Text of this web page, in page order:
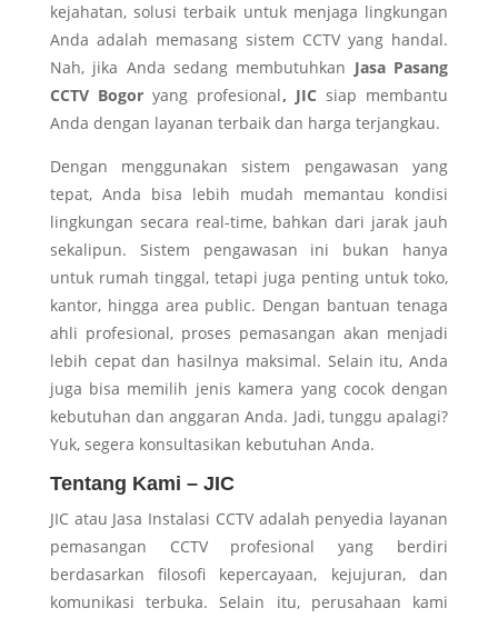
kejahatan, solusi terbaik untuk menjaga lingkungan
Anda adalah memasang sistem CCTV yang handal.
Nah, jika Anda sedang membutuhkan Jasa Pasang
CCTV Bogor yang profesional, JIC siap membantu
Anda dengan layanan terbaik dan harga terjangkau.
Dengan menggunakan sistem pengawasan yang
tepat, Anda bisa lebih mudah memantau kondisi
lingkungan secara real-time, bahkan dari jarak jauh
sekalipun. Sistem pengawasan ini bukan hanya
untuk rumah tinggal, tetapi juga penting untuk toko,
kantor, hingga area public. Dengan bantuan tenaga
ahli profesional, proses pemasangan akan menjadi
lebih cepat dan hasilnya maksimal. Selain itu, Anda
juga bisa memilih jenis kamera yang cocok dengan
kebutuhan dan anggaran Anda. Jadi, tunggu apalagi?
Yuk, segera konsultasikan kebutuhan Anda.
Tentang Kami – JIC
JIC atau Jasa Instalasi CCTV adalah penyedia layanan
pemasangan CCTV profesional yang berdiri
berdasarkan filosofi kepercayaan, kejujuran, dan
komunikasi terbuka. Selain itu, perusahaan kami